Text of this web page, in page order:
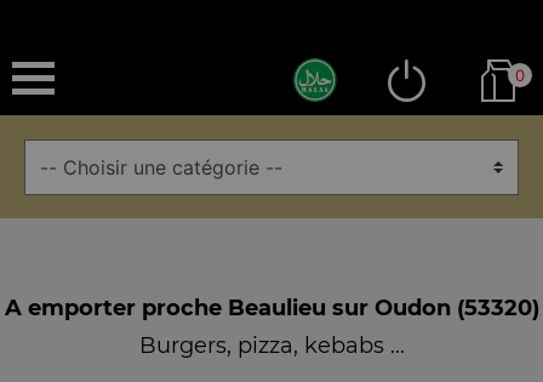
0
A emporter proche Beaulieu sur Oudon (53320)
Burgers, pizza, kebabs ...